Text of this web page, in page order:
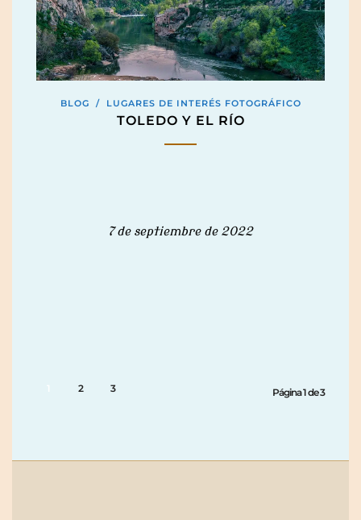
BLOG / LUGARES DE INTERÉS FOTOGRÁFICO
TOLEDO Y EL RÍO
7 de septiembre de 2022
1 2 3 Página 1 de 3